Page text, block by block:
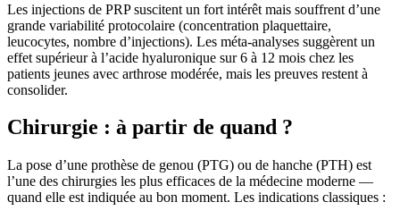
Les injections de PRP suscitent un fort intérêt mais souffrent d’une
grande variabilité protocolaire (concentration plaquettaire,
leucocytes, nombre d’injections). Les méta-analyses suggèrent un
effet supérieur à l’acide hyaluronique sur 6 à 12 mois chez les
patients jeunes avec arthrose modérée, mais les preuves restent à
consolider.
Chirurgie : à partir de quand ?
La pose d’une prothèse de genou (PTG) ou de hanche (PTH) est
l’une des chirurgies les plus efficaces de la médecine moderne —
quand elle est indiquée au bon moment. Les indications classiques :